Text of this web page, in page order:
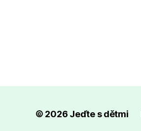
© 2026 Jeďte s dětmi